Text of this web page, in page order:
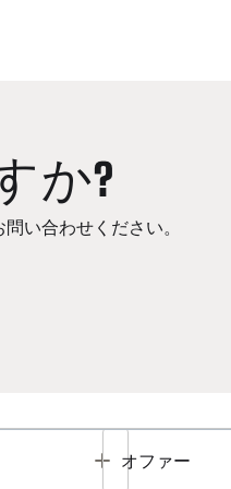
か?
い合わせください。
Toggle
オファー